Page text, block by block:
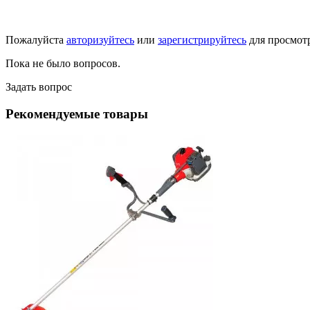
Пожалуйста авторизуйтесь или зарегистрируйтесь для
Пока не было вопросов.
Задать вопрос
Рекомендуемые товары